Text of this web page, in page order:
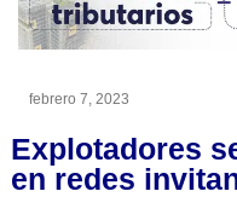
febrero 7, 2023
Explotadores
en redes